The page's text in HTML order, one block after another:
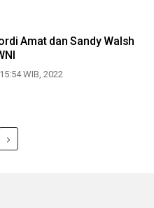
Amat dan Sandy Walsh
WIB, 2022